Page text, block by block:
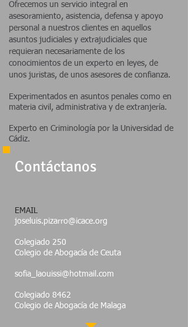
Ofrecemos un servicio integral en
asesoramiento, asistencia, defensa y apoyo
personal a nuestros clientes en aquellos
asuntos judiciales y extrajudiciales que
requieran necesariamente de los
conocimientos de un experto en leyes, de
unos juristas, de unos asesores de confianza.
Experimentados en asuntos penales como en
materia civil, administrativa y de extranjería.
Experto en Criminología por la Universidad de
Cádiz.
Contáctanos
EMAIL
joseluis.pizarro@icace.org
Colegiado 250
Colegio de Abogacía de Ceuta
sofia_laouissi@hotmail.com
Colegiado 8462
Colegio de Abogacía de Malaga